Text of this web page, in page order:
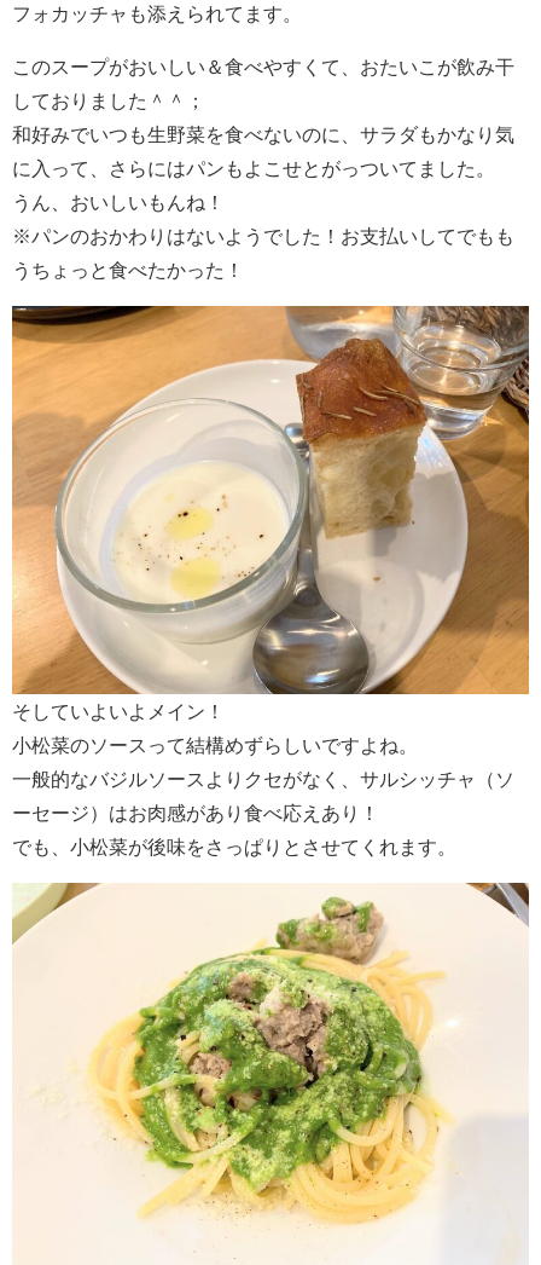
フォカッチャも添えられてます。
このスープがおいしい＆食べやすくて、おたいこが飲み干
しておりました＾＾；
和好みでいつも生野菜を食べないのに、サラダもかなり気
に入って、さらにはパンもよこせとがっついてました。
うん、おいしいもんね！
※パンのおかわりはないようでした！お支払いしてでもも
うちょっと食べたかった！
そしていよいよメイン！
小松菜のソースって結構めずらしいですよね。
一般的なバジルソースよりクセがなく、サルシッチャ（ソ
ーセージ）はお肉感があり食べ応えあり！
でも、小松菜が後味をさっぱりとさせてくれます。